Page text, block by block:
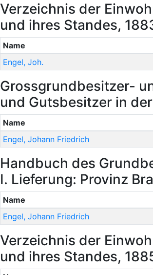
Verzeichnis der
und ihres Standes,
Name
Engel, Joh.
Grossgrundbesitzer-
und Gutsbesitzer in
Name
Engel, Johann Friedrich
Handbuch des
I. Lieferung: Provinz
Name
Engel, Johann Friedrich
Verzeichnis der
und ihres Standes,